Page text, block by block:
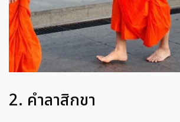
2. คำลาสิกขา